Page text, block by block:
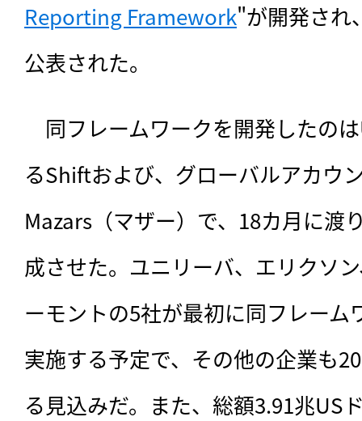
Reporting Framework"が開発され
公表された。
同フレームワークを開発したの
るShiftおよび、グローバルアカウ
Mazars（マザー）で、18カ月に渡
成させた。ユニリーバ、エリクソ
ーモントの5社が最初に同フレーム
実施する予定で、その他の企業も
る見込みだ。また、総額3.91兆US